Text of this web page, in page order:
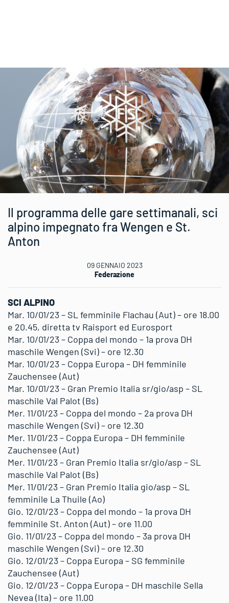
Il programma delle gare settimanali, sci
alpino impegnato fra Wengen e St.
Anton
09 GENNAIO 2023
Federazione
SCI ALPINO
Mar. 10/01/23 – SL femminile Flachau (Aut) – ore 18.00
e 20.45, diretta tv Raisport ed Eurosport
Mar. 10/01/23 – Coppa del mondo – 1a prova DH
maschile Wengen (Svi) – ore 12.30
Mar. 10/01/23 – Coppa Europa – DH femminile
Zauchensee (Aut)
Mar. 10/01/23 – Gran Premio Italia sr/gio/asp – SL
maschile Val Palot (Bs)
Mer. 11/01/23 – Coppa del mondo – 2a prova DH
maschile Wengen (Svi) – ore 12.30
Mer. 11/01/23 – Coppa Europa – DH femminile
Zauchensee (Aut)
Mer. 11/01/23 – Gran Premio Italia sr/gio/asp – SL
maschile Val Palot (Bs)
Mer. 11/01/23 – Gran Premio Italia gio/asp – SL
femminile La Thuile (Ao)
Gio. 12/01/23 – Coppa del mondo – 1a prova DH
femminile St. Anton (Aut) – ore 11.00
Gio. 11/01/23 – Coppa del mondo – 3a prova DH
maschile Wengen (Svi) – ore 12.30
Gio. 12/01/23 – Coppa Europa – SG femminile
Zauchensee (Aut)
Gio. 12/01/23 – Coppa Europa – DH maschile Sella
Nevea (Ita) – ore 11.00